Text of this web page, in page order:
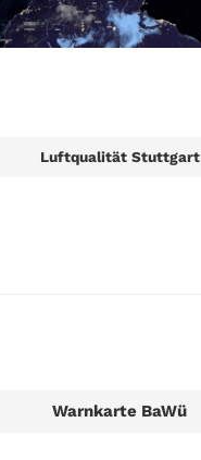
Luftqualität Stuttgart
Warnkarte BaWü